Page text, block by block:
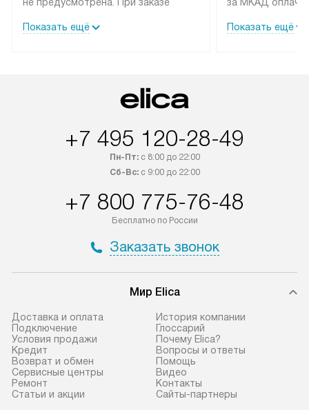
рекомендуем обсудить
быть отправлены покупателю
интересен товар «Под заказ»,
приобретения с менеджером сайта.
доставляются бесплатно
по Москве в пределах МКАД,
не предусмотрена.
доставки доставит упакованный
прибор до двери или прихожей.
Если необходимо переместить
прибор до места установки,
пожалуйста, предварительно
уточните это с менеджером.
За данную услугу взимается
Показать ещё
партнера
по монтажу
материалы.
к воде, крана и
Показать ещё
+7 495 120-28-49
Пн-Пт:с 8:00 до 22:00
Сб-Вс:с 9:00 до 22:00
+7 800 775-76-48
Бесплатно по России
Заказать звонок
Мир Elica
Доставка и оплата
Подключение
Условия продажи
Кредит
Возврат и обмен
Сервисные центры
Ремонт
Статьи и акции
История компании
Глоссарий
Почему Elica?
Вопросы и ответы
Помощь
Видео
Контакты
Сайты-партнеры